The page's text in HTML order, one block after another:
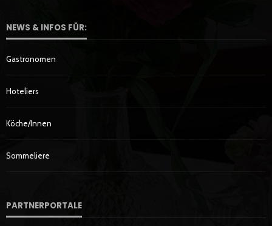
NEWS & INFOS FÜR:
Gastronomen
Hoteliers
Köche/innen
Sommeliere
PARTNERPORTALE